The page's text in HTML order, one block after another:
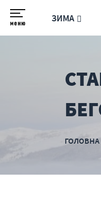
меню ЗИМА
ГОЛОВНА